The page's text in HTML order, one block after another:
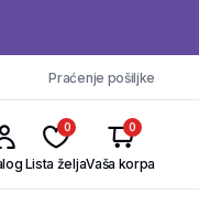
Praćenje pošiljke
0
Lista želja
0
Vaša korpa